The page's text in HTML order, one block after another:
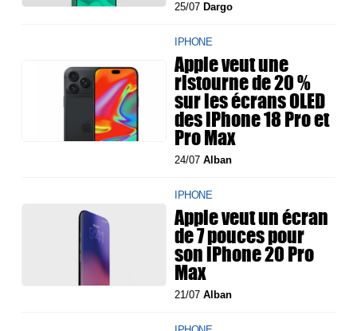
25/07 Dargo
IPHONE
Apple veut une
ristourne de 20 %
sur les écrans OLED
des iPhone 18 Pro et
Pro Max
24/07Alban
IPHONE
Apple veut un écran
de 7 pouces pour
son iPhone 20 Pro
Max
21/07Alban